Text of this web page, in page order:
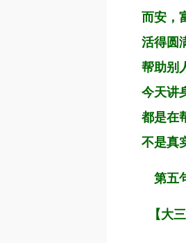
而安，
活得圆
帮助别
今天讲
都是在
不是真
第五
【大